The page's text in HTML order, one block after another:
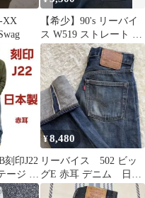
XX
【希少】90's リーバイ
ス W519 ストレート 日
本製
刻印J22
ージ 赤
34
¥8,480
リーバイス 502 ビッ
グE 赤耳 デニム 日本
製 J22 W30